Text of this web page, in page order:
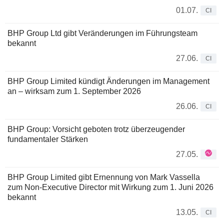
01.07.
CI
BHP Group Ltd gibt Veränderungen im Führungsteam
bekannt
27.06.
CI
BHP Group Limited kündigt Änderungen im Management
an – wirksam zum 1. September 2026
26.06.
CI
BHP Group: Vorsicht geboten trotz überzeugender
fundamentaler Stärken
27.05.
BHP Group Limited gibt Ernennung von Mark Vassella
zum Non-Executive Director mit Wirkung zum 1. Juni 2026
bekannt
13.05.
CI